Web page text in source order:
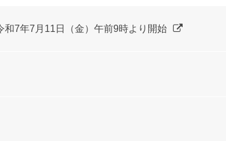
7年7月11日（金）午前9時より開始